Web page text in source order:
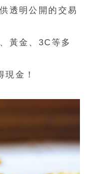
透明公開的交易
黃金、3C等多
金！